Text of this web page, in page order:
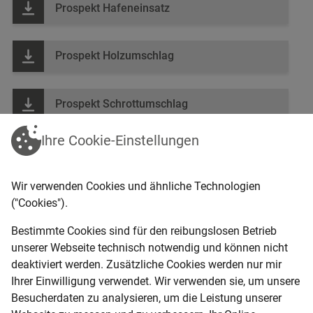
Anbausatz frontseitig 1-fach
Prospekt Hafeneinsatz
Prospekt Holzumschlag
Prospekt Schrottumschlag
IHRE KAUFANFRAGE
Name
E-Mail-Adresse
Telefon
Ihre Cookie-Einstellungen
Wir verwenden Cookies und ähnliche Technologien
("Cookies").
Bestimmte Cookies sind für den reibungslosen Betrieb
unserer Webseite technisch notwendig und können nicht
deaktiviert werden. Zusätzliche Cookies werden nur mir
Ihrer Einwilligung verwendet. Wir verwenden sie, um unsere
Besucherdaten zu analysieren, um die Leistung unserer